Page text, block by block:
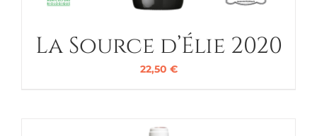
La Source d’Élie 2020
22,50 €